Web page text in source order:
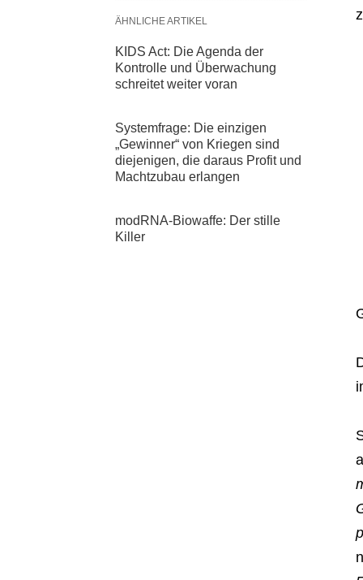
ÄHNLICHE ARTIKEL
KIDS Act: Die Agenda der
Kontrolle und Überwachung
schreitet weiter voran
Systemfrage: Die einzigen
„Gewinner“ von Kriegen sind
diejenigen, die daraus Profit und
Machtzubau erlangen
modRNA-Biowaffe: Der stille
Killer